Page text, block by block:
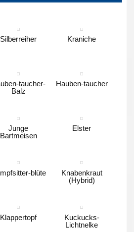
Silberreiher Kraniche
taucher-
Balz
Hauben-taucher
Junge
Bartmeisen
Elster
blüte
Knabenkraut
(Hybrid)
Klappertopf
Kuckucks-
Lichtnelke